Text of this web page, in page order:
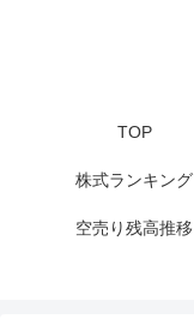
TOP
株式ランキング
空売り残高推移